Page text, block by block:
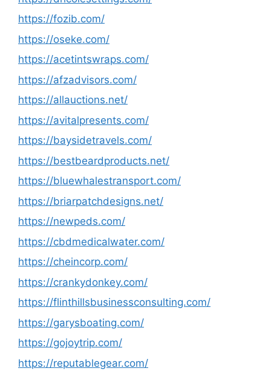
https://fozib.com/
https://oseke.com/
https://acetintswraps.com/
https://afzadvisors.com/
https://allauctions.net/
https://avitalpresents.com/
https://baysidetravels.com/
https://bestbeardproducts.net/
https://bluewhalestransport.com/
https://briarpatchdesigns.net/
https://newpeds.com/
https://cbdmedicalwater.com/
https://cheincorp.com/
https://crankydonkey.com/
https://flinthillsbusinessconsulting.com/
https://garysboating.com/
https://gojoytrip.com/
https://reputablegear.com/